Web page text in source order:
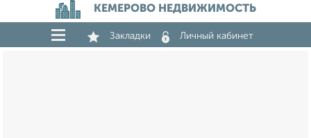
КЕМЕРОВО НЕДВИЖИМОСТЬ
Закладки Личный кабинет